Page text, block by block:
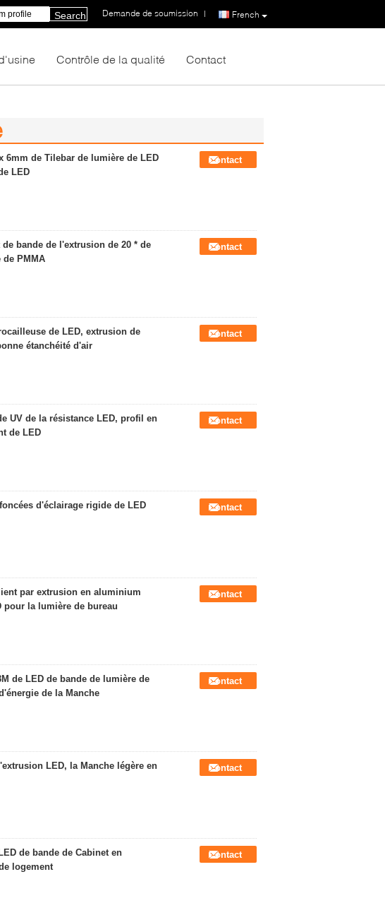
French
Demande de soumission |
Search
Contrôle de la qualité Contact
6mm de Tilebar de lumière de LED
LED
Contact
bande de l'extrusion de 20 * de
de PMMA
Contact
de LED, extrusion de
étanchéité d'air
Contact
UV de la résistance LED, profil en
de LED
Contact
d'éclairage rigide de LED
Contact
par extrusion en aluminium
pour la lumière de bureau
Contact
de LED de bande de lumière de
de la Manche
Contact
LED, la Manche légère en
Contact
de bande de Cabinet en
logement
Contact